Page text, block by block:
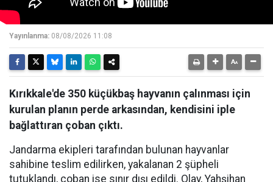
Yayınlanma: 08/08/2026 11:08
Kırıkkale'de 350 küçükbaş hayvanın çalınması için
kurulan planın perde arkasından, kendisini iple
bağlattıran çoban çıktı.
Jandarma ekipleri tarafından bulunan hayvanlar
sahibine teslim edilirken, yakalanan 2 şüpheli
tutuklandı, çoban ise sınır dışı edildi. Olay, Yahşihan